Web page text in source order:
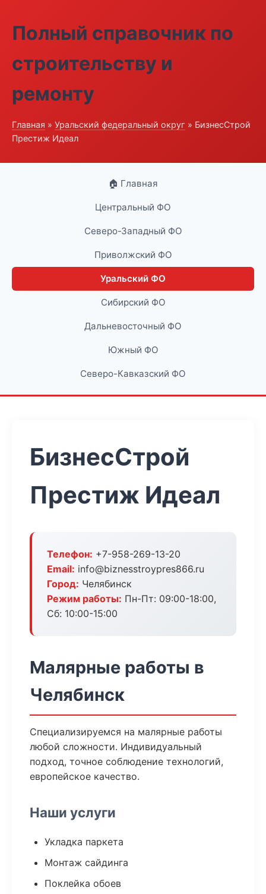
Полный справочник по
строительству и
ремонту
Главная » Уральский федеральный округ » БизнесСтрой
Престиж Идеал
🏠 Главная
Центральный ФО
Северо-Западный ФО
Приволжский ФО
Уральский ФО
Сибирский ФО
Дальневосточный ФО
Южный ФО
Северо-Кавказский ФО
БизнесСтрой
Престиж Идеал
Телефон: +7-958-269-13-20
Email: info@biznesstroypres866.ru
Город: Челябинск
Режим работы: Пн-Пт: 09:00-18:00,
Сб: 10:00-15:00
Малярные работы в
Челябинск
Специализируемся на малярные работы
любой сложности. Индивидуальный
подход, точное соблюдение технологий,
европейское качество.
Наши услуги
Укладка паркета
Монтаж сайдинга
Поклейка обоев